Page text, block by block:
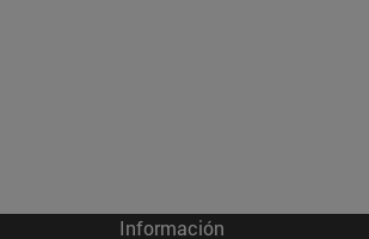
Información